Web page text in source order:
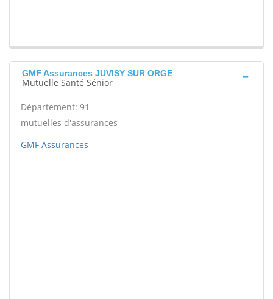
GMF Assurances JUVISY SUR ORGE
Mutuelle Santé Sénior
Département: 91
mutuelles d'assurances
GMF Assurances